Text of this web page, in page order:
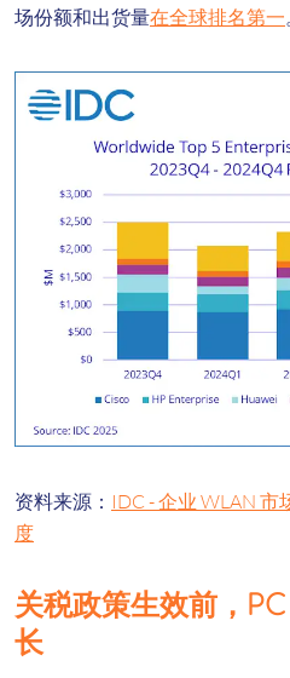
场份额和出货量在全球排名第一
资料来源： IDC - 企业 WLAN
度
关税政策生效前，
长